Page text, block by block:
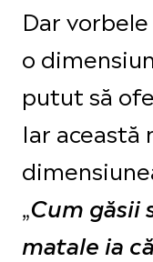
Dar
o
putut să
Iar
„Cum găsii
matale ia